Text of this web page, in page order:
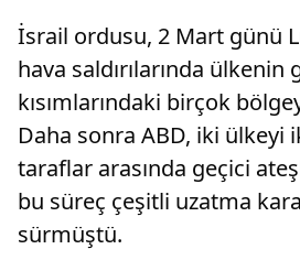
İsrail ordusu, 2 Mart günü
hava saldırılarında ülkenin
kısımlarındaki birçok
Daha sonra ABD, iki ülkeyi
taraflar arasında geçici
bu süreç çeşitli uzatma
sürmüştü.